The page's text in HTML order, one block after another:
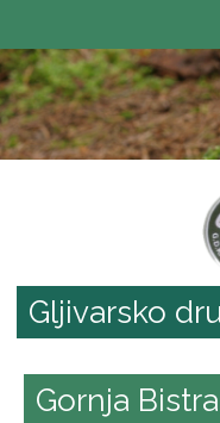
Gljivarsko
Gornja